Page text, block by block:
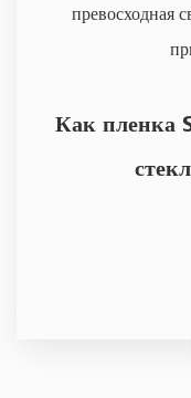
превосходная
Как пленка